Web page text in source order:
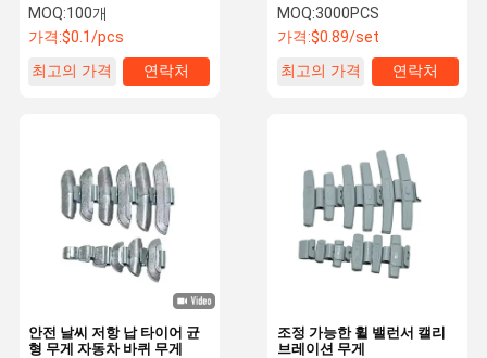
MOQ:100개
가격:$0.1/pcs
최고의 가격
연락처
MOQ:3000PCS
가격:$0.89/set
최고의 가격
연락처
안전 날씨 저항 납 타이어 균
형 무게 자동차 바퀴 무게
조정 가능한 휠 밸런서 캘리
브레이션 무게